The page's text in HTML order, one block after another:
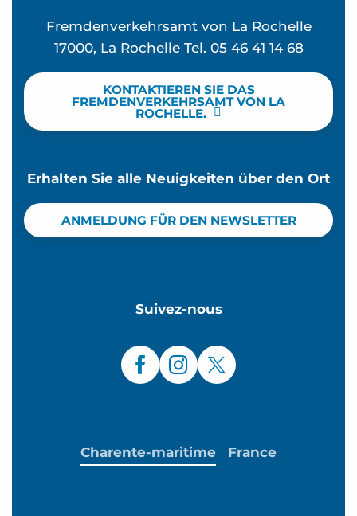
Fremdenverkehrsamt von La Rochelle
17000, La Rochelle Tel. 05 46 41 14 68
KONTAKTIEREN SIE DAS
FREMDENVERKEHRSAMT VON LA
ROCHELLE.
Erhalten Sie alle Neuigkeiten über den Ort
ANMELDUNG FÜR DEN NEWSLETTER
Suivez-nous
Charente-maritime France